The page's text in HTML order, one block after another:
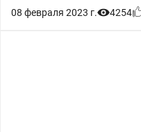
08 февраля 2023 г. 4254